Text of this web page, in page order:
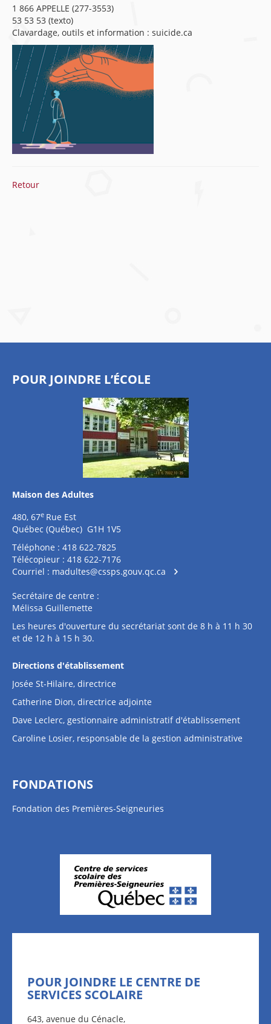
1 866 APPELLE (277-3553)
53 53 53 (texto)
Clavardage, outils et information : suicide.ca
Retour
POUR JOINDRE L’ÉCOLE
Maison des Adultes
480, 67e Rue Est
Québec (Québec) G1H 1V5
Téléphone : 418 622-7825
Télécopieur : 418 622-7176
Courriel : madultes@cssps.gouv.qc.ca
Secrétaire de centre :
Mélissa Guillemette
Les heures d'ouverture du secrétariat sont de 8 h à 11 h 30
et de 12 h à 15 h 30.
Directions d'établissement
Josée St-Hilaire, directrice
Catherine Dion, directrice adjointe
Dave Leclerc, gestionnaire administratif d'établissement
Caroline Losier, responsable de la gestion administrative
FONDATIONS
Fondation des Premières-Seigneuries
POUR JOINDRE LE CENTRE DE
SERVICES SCOLAIRE
643, avenue du Cénacle,